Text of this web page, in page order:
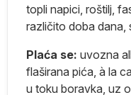
topli napici, roštilj,
različito doba
Plaća se: uvozna
flaširana pića, à la
u toku boravka, uz